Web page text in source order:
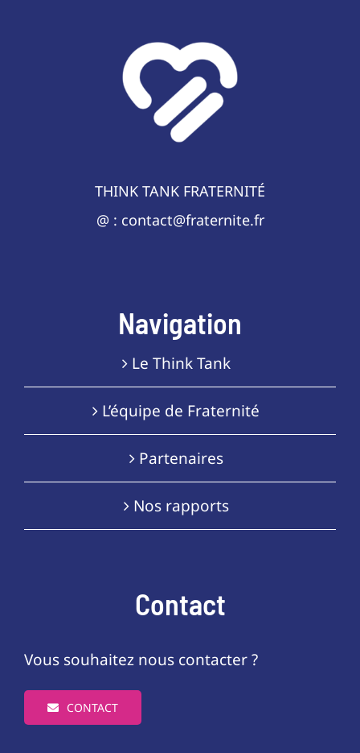
THINK TANK FRATERNITÉ
@ : contact@fraternite.fr
Navigation
Le Think Tank
L’équipe de Fraternité
Partenaires
Nos rapports
Contact
Vous souhaitez nous contacter ?
CONTACT